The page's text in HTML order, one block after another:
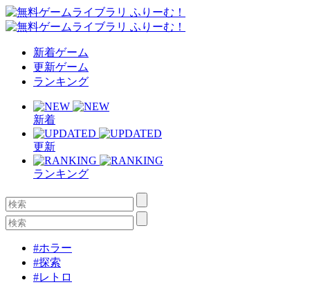
新着ゲーム
更新ゲーム
ランキング
新着
更新
ランキング
#ホラー
#探索
#レトロ